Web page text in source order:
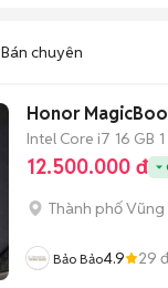
Bán chuyên
Honor
Intel Core i7 16 GB
12.500.000 đ
Thành phố Vũng
Bảo Bảo4.9 29